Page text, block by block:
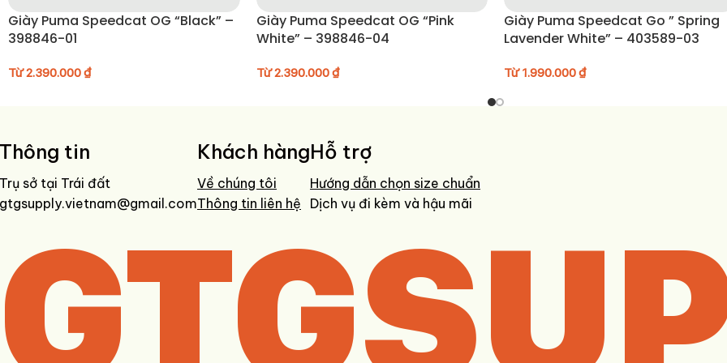
Giày Puma Speedcat OG “Black” –
398846-01
Từ2.390.000₫
Giày Puma Speedcat OG “Pink
White” – 398846-04
Từ2.390.000₫
Giày Puma Speedcat Go ” Spring
Lavender White” – 403589-03
Từ1.990.000₫
Thông tin
Trụ sở tại Trái đất
gtgsupply.vietnam@gmail.com
Khách hàng
Về chúng tôi
Thông tin liên hệ
Hỗ trợ
Hướng dẫn chọn size chuẩn
Dịch vụ đi kèm và hậu mãi